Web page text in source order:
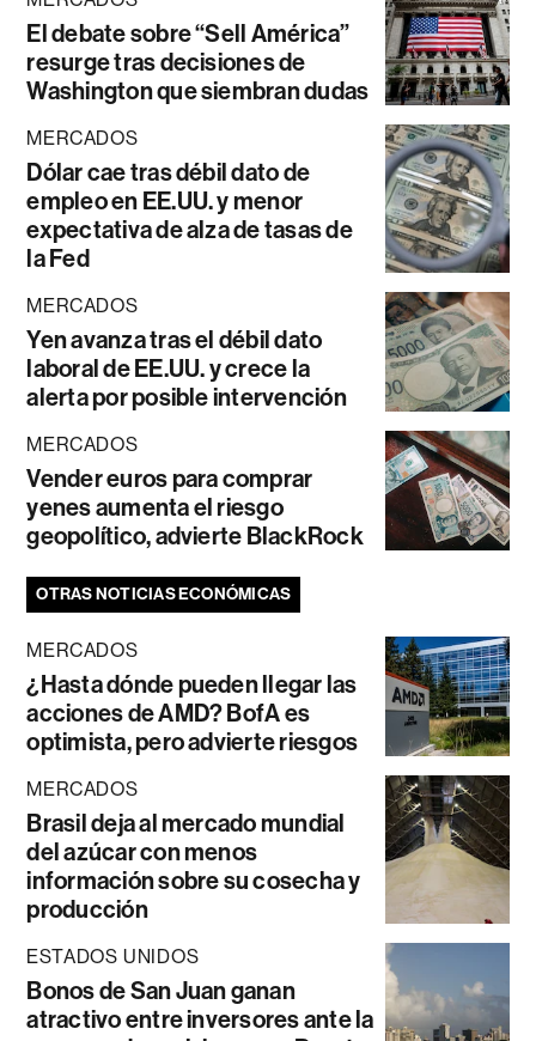
El debate sobre “Sell América”
resurge tras decisiones de
Washington que siembran dudas
MERCADOS
Dólar cae tras débil dato de
empleo en EE.UU. y menor
expectativa de alza de tasas de
la Fed
MERCADOS
Yen avanza tras el débil dato
laboral de EE.UU. y crece la
alerta por posible intervención
MERCADOS
Vender euros para comprar
yenes aumenta el riesgo
geopolítico, advierte BlackRock
OTRAS NOTICIAS ECONÓMICAS
MERCADOS
¿Hasta dónde pueden llegar las
acciones de AMD? BofA es
optimista, pero advierte riesgos
MERCADOS
Brasil deja al mercado mundial
del azúcar con menos
información sobre su cosecha y
producción
ESTADOS UNIDOS
Bonos de San Juan ganan
atractivo entre inversores ante la